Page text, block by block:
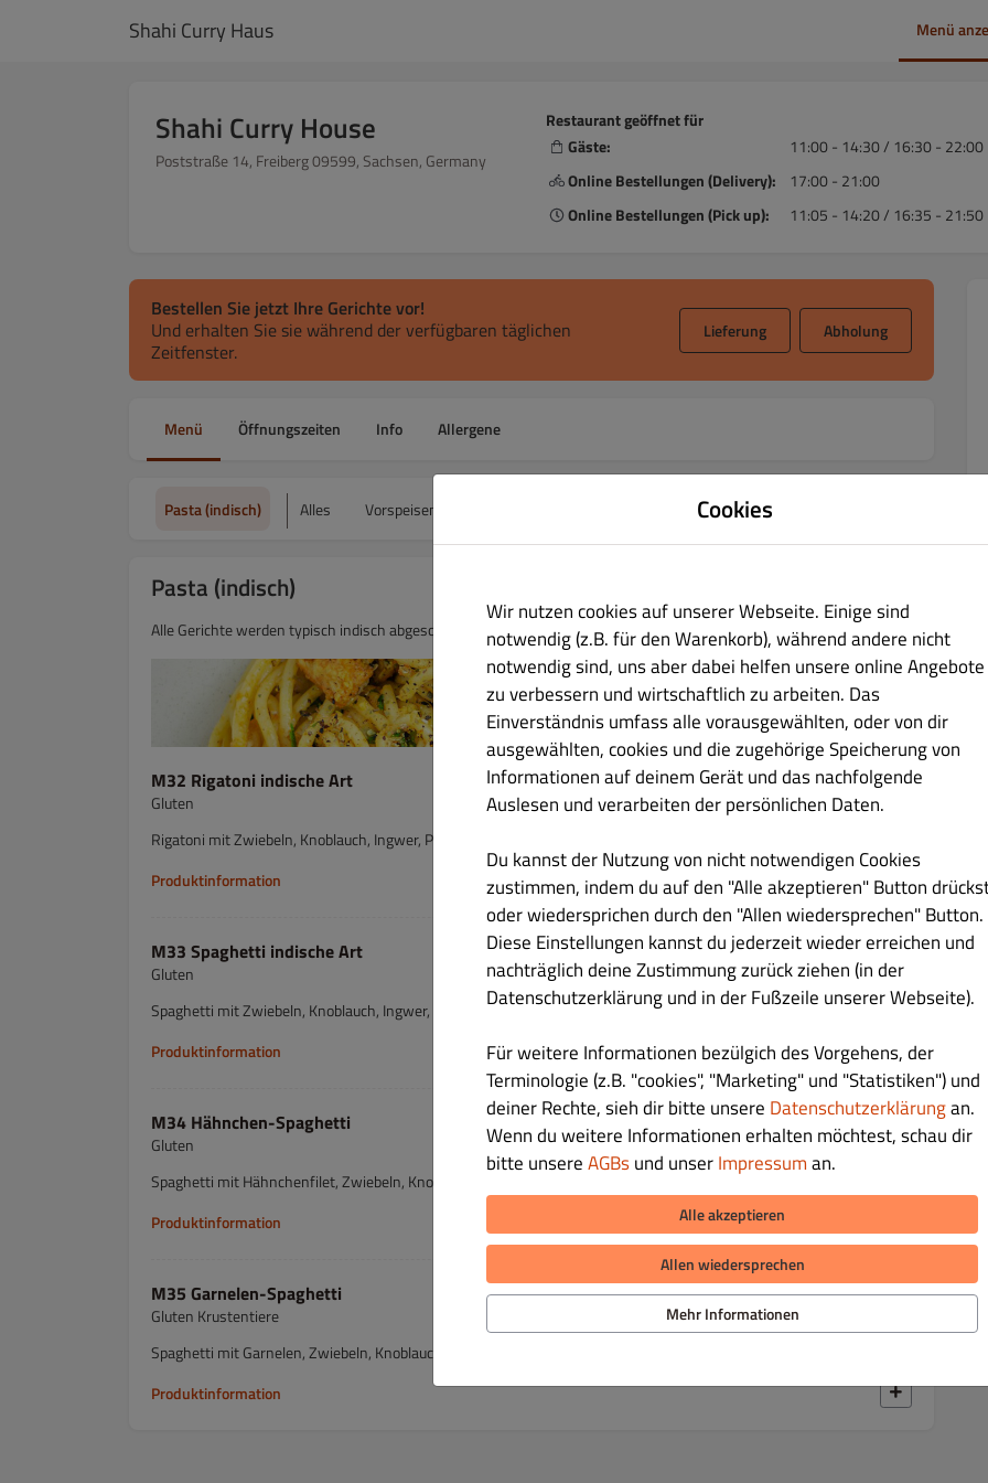
Shahi Curry Haus Menü
Shahi Curry House
Poststraße 14, Freiberg 09599, Sachsen, Germany
Restaurant geöffnet für
Gäste:
11:00 - 14:30 / 16:30 - 22:00
Online Bestellungen (Delivery):
17:00 - 21:00
Online Bestellungen (Pick up):
11:05 - 14:20 / 16:35 - 21:50
Bestellen Sie jetzt Ihre Gerichte vor!
Und erhalten Sie sie während der verfügbaren täglichen
Zeitfenster.
Lieferung Abholung
Menü Öffnungszeiten Info Allergene
Pasta (indisch) Alles Vorspeisen & Beilagen Hähnchen
Pasta (indisch)
Alle Gerichte werden typisch indisch abgeschmeckt
M32 Rigatoni indische Art
Gluten
€ 11.50
Rigatoni mit Zwiebeln, Knoblauch, Ingwer, Paprika und Tomaten
Produktinformation
M33 Spaghetti indische Art
Gluten
€ 11.00
Spaghetti mit Zwiebeln, Knoblauch, Ingwer, Paprika und Tomaten
Produktinformation
M34 Hähnchen-Spaghetti
Gluten
€ 12.00
Spaghetti mit Hähnchenfilet, Zwiebeln, Knoblauch, Ingwer, Paprika und Tomaten
Produktinformation
M35 Garnelen-Spaghetti
Gluten Krustentiere
€ 14.90
Spaghetti mit Garnelen, Zwiebeln, Knoblauch, Ingwer, Paprika und Tomaten
Produktinformation
Cookies
Wir nutzen cookies auf unserer Webseite. Einige sind
notwendig (z.B. für den Warenkorb), während andere nicht
notwendig sind, uns aber dabei helfen unsere online Angebote
zu verbessern und wirtschaftlich zu arbeiten. Das
Einverständnis umfass alle vorausgewählten, oder von dir
ausgewählten, cookies und die zugehörige Speicherung von
Informationen auf deinem Gerät und das nachfolgende
Auslesen und verarbeiten der persönlichen Daten.
Du kannst der Nutzung von nicht notwendigen Cookies
zustimmen, indem du auf den "Alle akzeptieren" Button
oder wiedersprichen durch den "Allen wiedersprechen" Button.
Diese Einstellungen kannst du jederzeit wieder erreichen und
nachträglich deine Zustimmung zurück ziehen (in der
Datenschutzerklärung und in der Fußzeile unserer Webseite).
Für weitere Informationen bezülgich des Vorgehens, der
Terminologie (z.B. "cookies", "Marketing" und "Statistiken") und
deiner Rechte, sieh dir bitte unsere Datenschutzerklärungan.
Wenn du weitere Informationen erhalten möchtest, schau dir
bitte unsereAGBsund unserImpressuman.
Alle akzeptieren
Allen wiedersprechen
Mehr Informationen